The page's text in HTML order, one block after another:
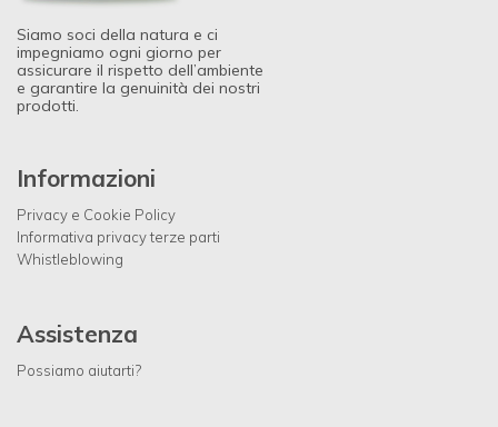
Siamo soci della natura e ci
impegniamo ogni giorno per
assicurare il rispetto dell’ambiente
e garantire la genuinità dei nostri
prodotti.
Informazioni
Privacy e Cookie Policy
Informativa privacy terze parti
Whistleblowing
Assistenza
Possiamo aiutarti?